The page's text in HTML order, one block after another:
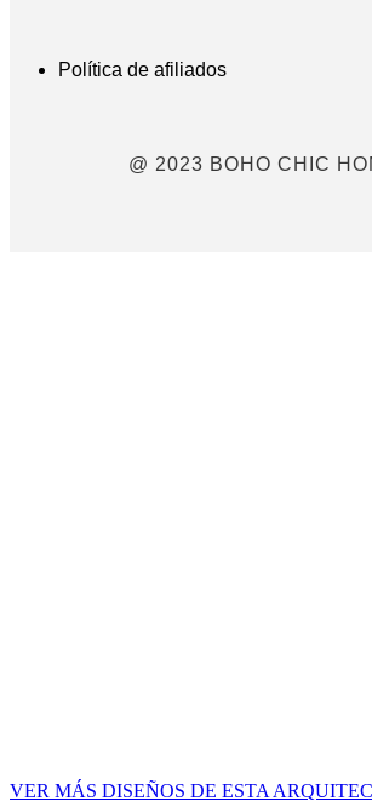
Política de afiliados
@ 2023 BOHO CHIC
VER MÁS DISEÑOS DE ESTA